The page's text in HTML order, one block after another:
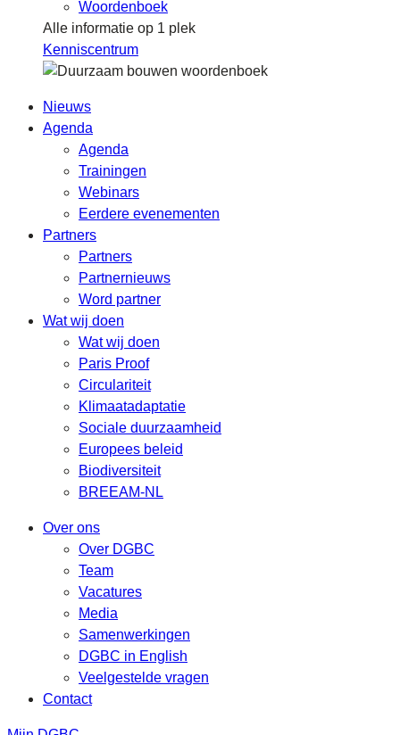
Woordenboek
Alle informatie op 1 plek
Kenniscentrum
Nieuws
Agenda
Agenda
Trainingen
Webinars
Eerdere evenementen
Partners
Partners
Partnernieuws
Word partner
Wat wij doen
Wat wij doen
Paris Proof
Circulariteit
Klimaatadaptatie
Sociale duurzaamheid
Europees beleid
Biodiversiteit
BREEAM-NL
Over ons
Over DGBC
Team
Vacatures
Media
Samenwerkingen
DGBC in English
Veelgestelde vragen
Contact